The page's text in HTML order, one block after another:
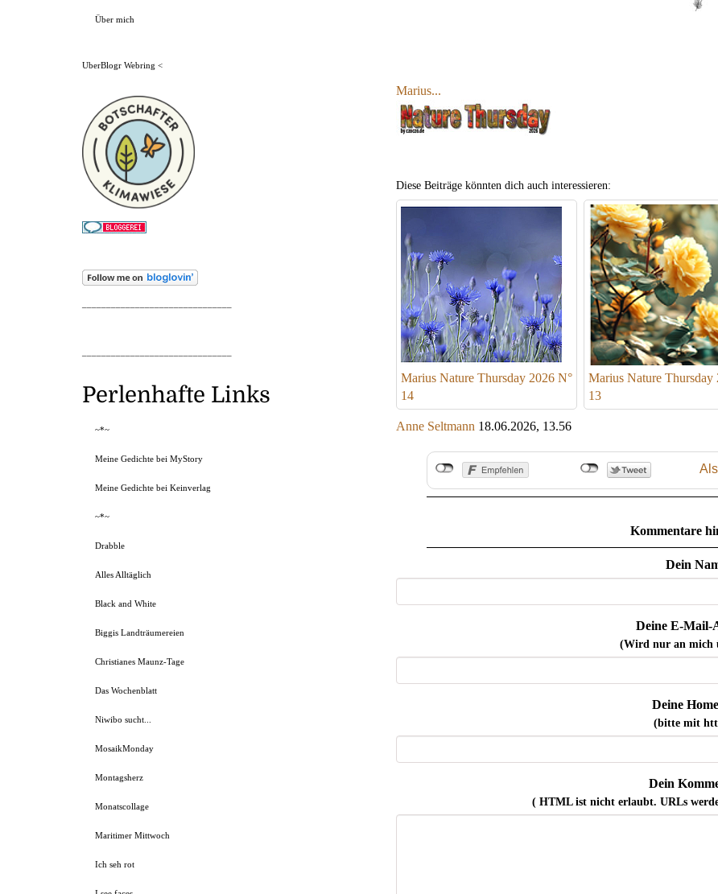
Marius...
Diese Beiträge könnten dich auch interessieren:
Marius Nature Thursday 2026 N°
14
Marius Nature Thursday
13
Anne Seltmann 18.06.2026, 13.56
Kommentare
Dein
Deine E-Mail-
(Wird nur an mich
Deine
(bitte mit
Dein
( HTML ist nichterlaubt. URLs
Über mich
UberBlogr Webring <
Perlenhafte Links
~*~
Meine Gedichte bei MyStory
Meine Gedichte bei Keinverlag
~*~
Drabble
Alles Alltäglich
Black and White
Biggis Landträumereien
Christianes Maunz-Tage
Das Wochenblatt
Niwibo sucht...
MosaikMonday
Montagsherz
Monatscollage
Maritimer Mittwoch
Ich seh rot